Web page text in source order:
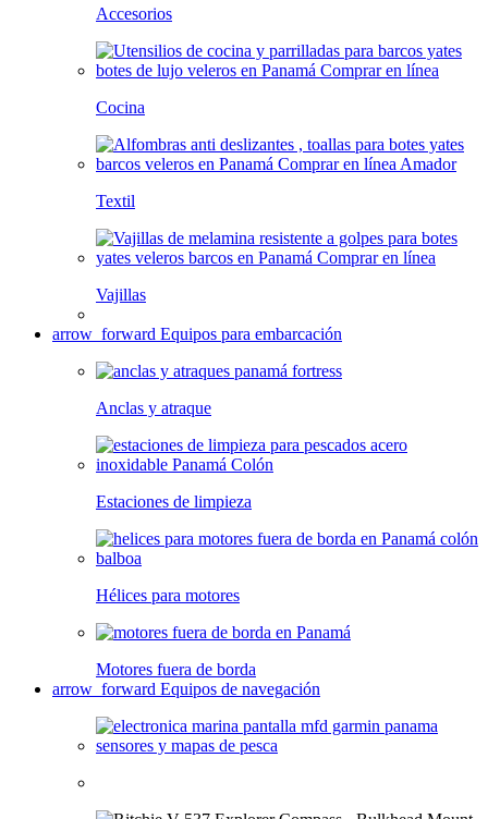
Accesorios
Cocina
Textil
Vajillas
arrow_forward Equipos para embarcación
Anclas y atraque
Estaciones de limpieza
Hélices para motores
Motores fuera de borda
arrow_forward Equipos de navegación